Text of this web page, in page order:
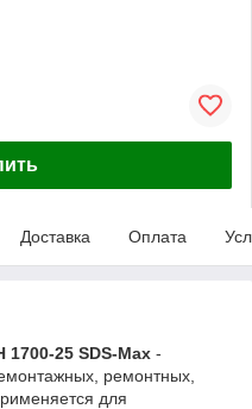
Доставка Оплата
25 SDS-Max -
ремонтных,
для